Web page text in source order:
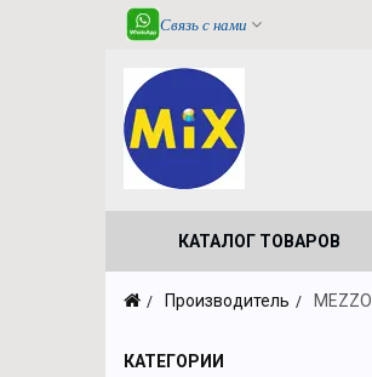
Связь с нами
КАТАЛОГ ТОВАРОВ
Производитель MEZZO
КАТЕГОРИИ